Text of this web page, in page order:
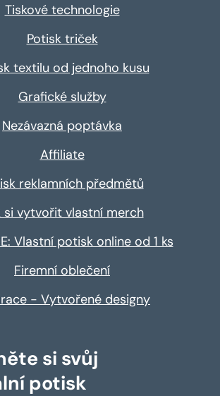
Tiskové technologie
Potisk triček
textilu od jednoho kusu
Grafické služby
Nezávazná poptávka
Affiliate
reklamních předmětů
si vytvořit vlastní merch
Vlastní potisk online od 1 ks
Firemní oblečení
- Vytvořené designy
si svůj
potisk